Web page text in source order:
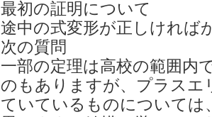
最初の証明について
途中の式変形が正しければ
次の質問
一部の定理は高校の範囲内
のもありますが、プラスエ
ていているものについては